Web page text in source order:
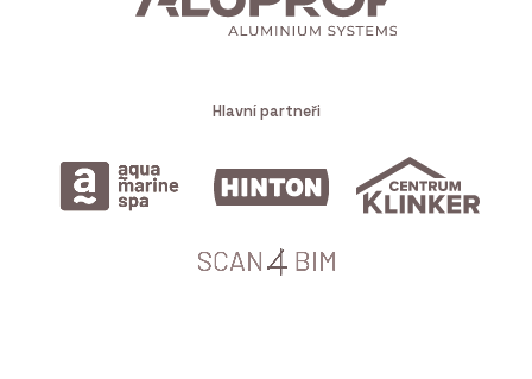
Hlavní partneři